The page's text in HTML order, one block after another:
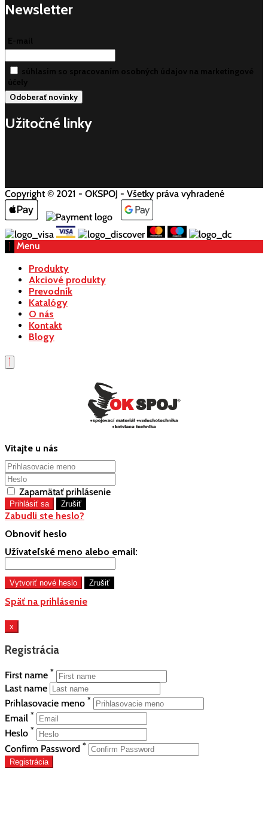
Newsletter
E-mail
súhlasim so spracovaním osobných údajov na marketingové
účely
Užitočné linky
Copyright © 2021 - OKSPOJ - Všetky práva vyhradené
Menu
Produkty
Akciové produkty
Prevodník
Katalógy
O nás
Kontakt
Blogy
Vitajte u nás
Zapamätať prihlásenie
Zabudli ste heslo?
Obnoviť heslo
Užívateľské meno alebo email:
Späť na prihlásenie
x
Registrácia
First name *
Last name
Prihlasovacie meno *
Email *
Heslo *
Confirm Password *
Registrácia